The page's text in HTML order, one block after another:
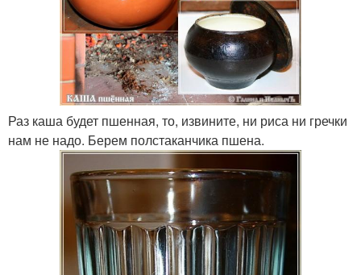
Раз каша будет пшенная, то, извините, ни риса ни гречки
нам не надо. Берем полстаканчика пшена.